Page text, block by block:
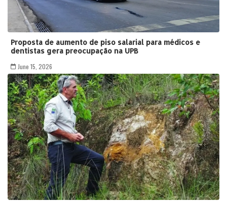
Proposta de aumento de piso salarial para médicos e
dentistas gera preocupação na UPB
June 15, 2026